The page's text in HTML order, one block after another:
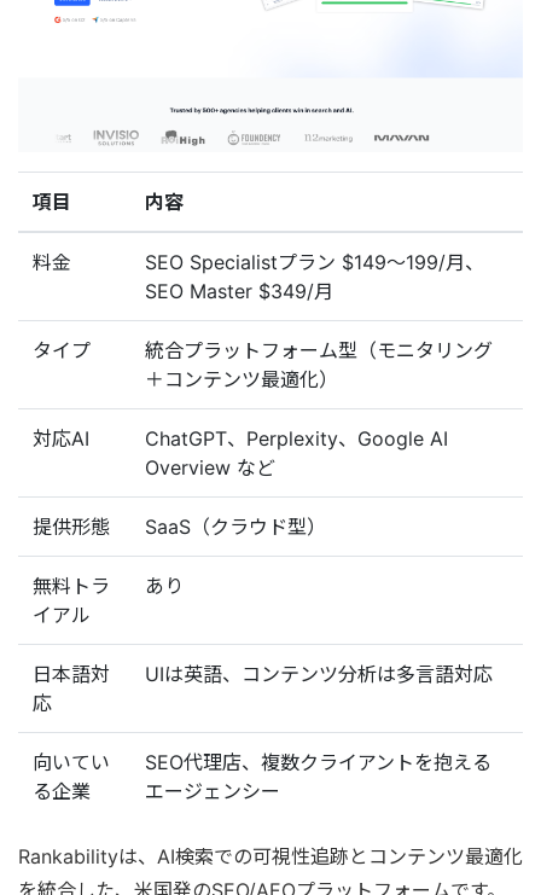
項目 内容
料金
SEO Specialistプラン $149〜199/月、
SEO Master $349/月
タイプ
統合プラットフォーム型（モニタリング
＋コンテンツ最適化）
対応AI
ChatGPT、Perplexity、Google AI
Overview など
提供形態 SaaS（クラウド型）
無料トラ
イアル
あり
日本語対
応
UIは英語、コンテンツ分析は多言語対応
向いてい
る企業
SEO代理店、複数クライアントを抱える
エージェンシー
Rankabilityは、AI検索での可視性追跡とコンテンツ最適化